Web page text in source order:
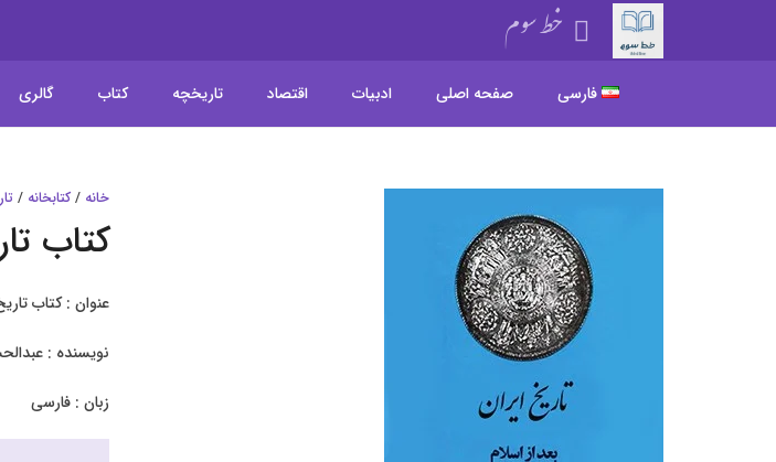
خط سوم
فارسی صفحه اصلی ادبیات اقتصاد تاریخچه کتاب گالری
خانه / کتابخانه /
کتاب
عنوان : کتاب
نویسنده :
زبان : فارسی